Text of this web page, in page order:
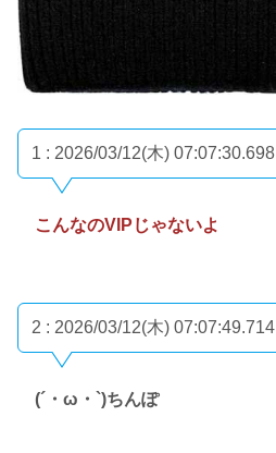
1 : 2026/03/12(木) 07:07:30.698
こんなのVIPじゃないよ
2 : 2026/03/12(木) 07:07:49.714
(´・ω・`)ちんぽ